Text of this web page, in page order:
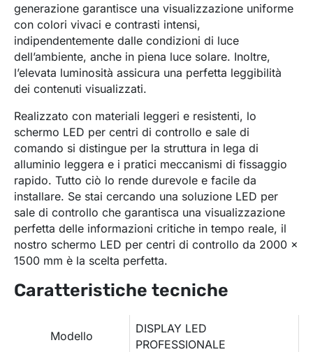
generazione garantisce una visualizzazione uniforme
con colori vivaci e contrasti intensi,
indipendentemente dalle condizioni di luce
dell’ambiente, anche in piena luce solare. Inoltre,
l’elevata luminosità assicura una perfetta leggibilità
dei contenuti visualizzati.
Realizzato con materiali leggeri e resistenti, lo
schermo LED per centri di controllo e sale di
comando si distingue per la struttura in lega di
alluminio leggera e i pratici meccanismi di fissaggio
rapido. Tutto ciò lo rende durevole e facile da
installare. Se stai cercando una soluzione LED per
sale di controllo che garantisca una visualizzazione
perfetta delle informazioni critiche in tempo reale, il
nostro schermo LED per centri di controllo da 2000 x
1500 mm è la scelta perfetta.
Caratteristiche tecniche
Modello
DISPLAY LED
PROFESSIONALE